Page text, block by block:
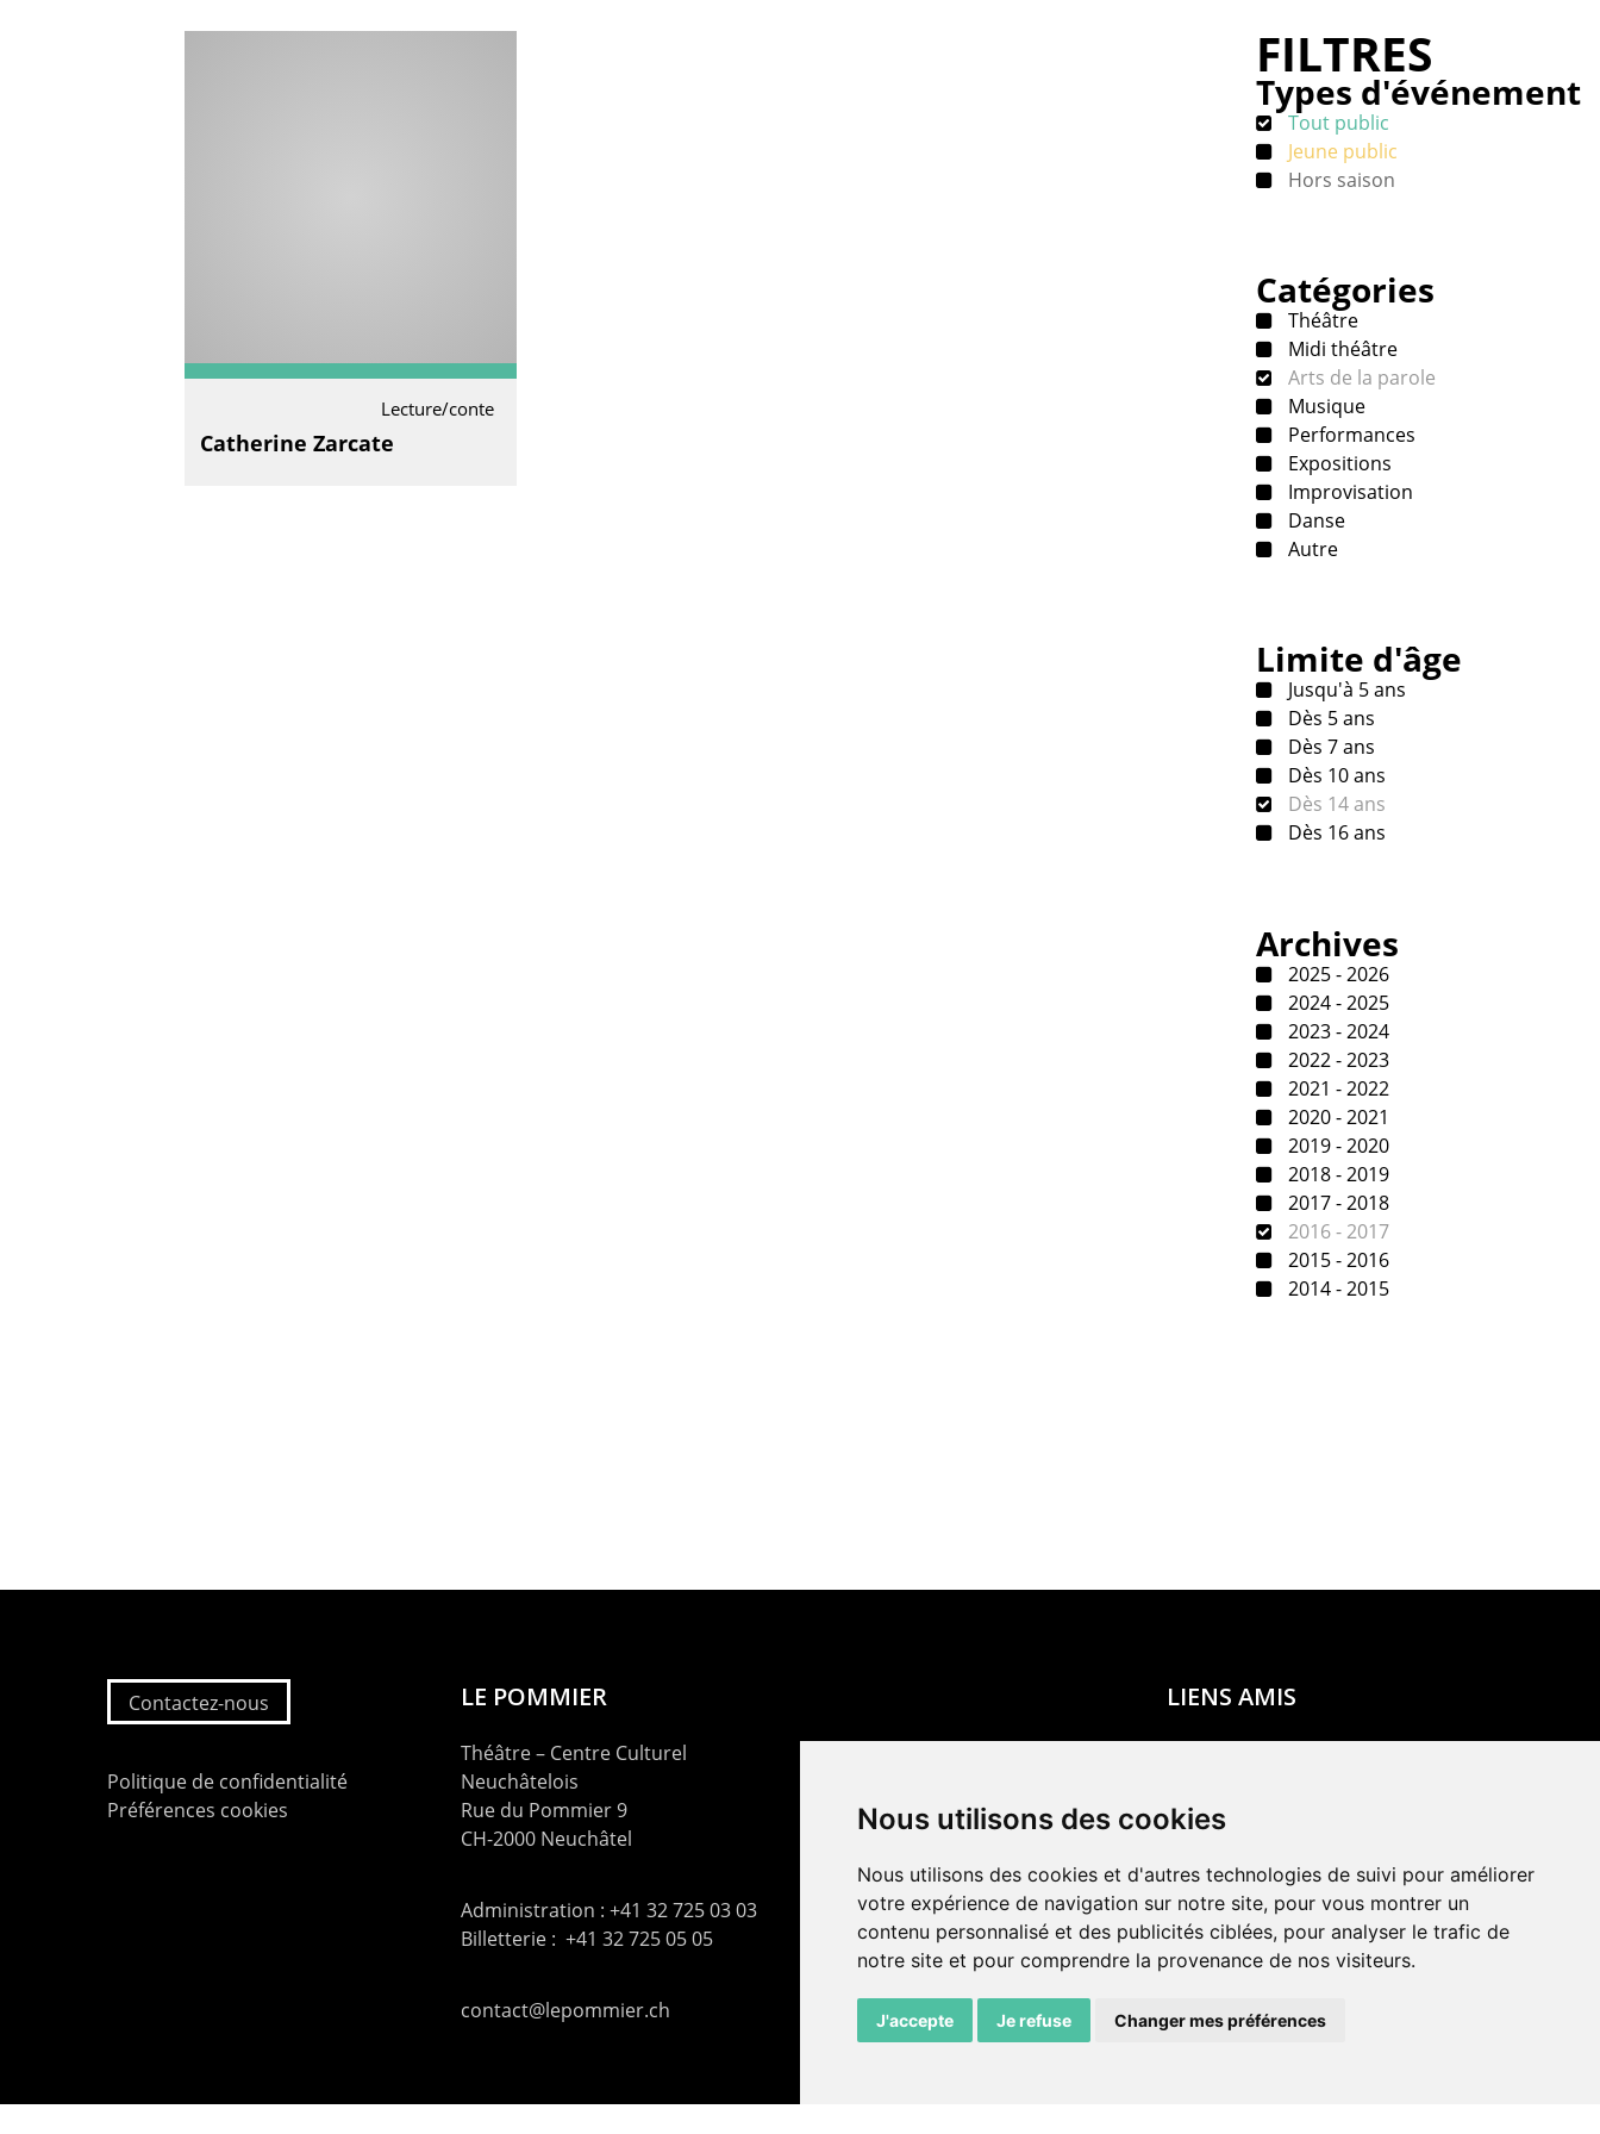
Nous utilisons des cookies
Nous utilisons des cookies et d'autres technologies de suivi pour améliorer
votre expérience de navigation sur notre site, pour vous montrer un
contenu personnalisé et des publicités ciblées, pour analyser le trafic de
notre site et pour comprendre la provenance de nos visiteurs.
J'accepte Je refuse Changer mes préférences
Lecture/conte
Catherine Zarcate
FILTRES
Types d'événement
Tout public
Jeune public
Hors saison
Catégories
Théâtre
Midi théâtre
Arts de la parole
Musique
Performances
Expositions
Improvisation
Danse
Autre
Limite d'âge
Jusqu'à 5 ans
Dès 5 ans
Dès 7 ans
Dès 10 ans
Dès 14 ans
Dès 16 ans
Archives
2025 - 2026
2024 - 2025
2023 - 2024
2022 - 2023
2021 - 2022
2020 - 2021
2019 - 2020
2018 - 2019
2017 - 2018
2016 - 2017
2015 - 2016
2014 - 2015
Contactez-nous
Politique de confidentialité
Préférences cookies
LE POMMIER
Théâtre – Centre Culturel
Neuchâtelois
Rue du Pommier 9
CH-2000 Neuchâtel
Administration : +41 32 725 03 03
Billetterie : +41 32 725 05 05
contact@lepommier.ch
LIENS AMIS